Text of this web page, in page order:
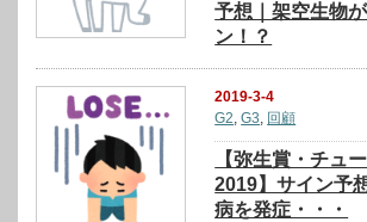
予想｜架空生物
ン！？
2019-3-4
G2 ,G3 回顧
【弥生賞・チュ
2019】サイン予
病を発症・・・